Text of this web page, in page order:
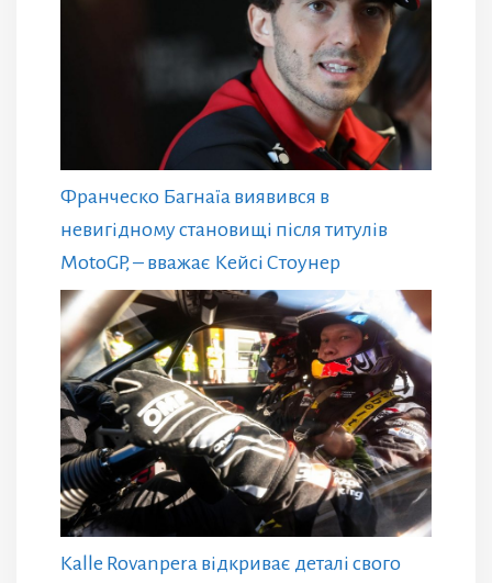
Франческо Багнаїа виявився в
невигідному становищі після титулів
MotoGP, – вважає Кейсі Стоунер
Kalle Rovanpera відкриває деталі свого